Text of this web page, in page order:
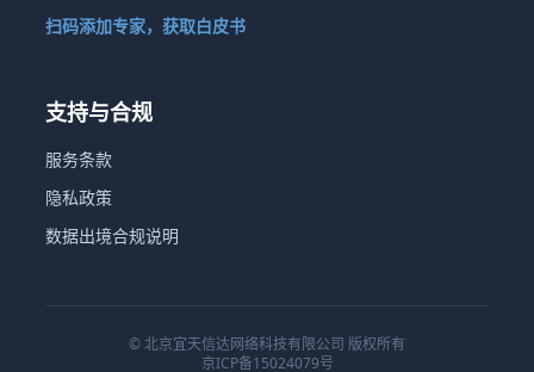
扫码添加专家，获取白皮书
支持与合规
服务条款
隐私政策
数据出境合规说明
© 北京宜天信达网络科技有限公司 版权所有
京ICP备15024079号